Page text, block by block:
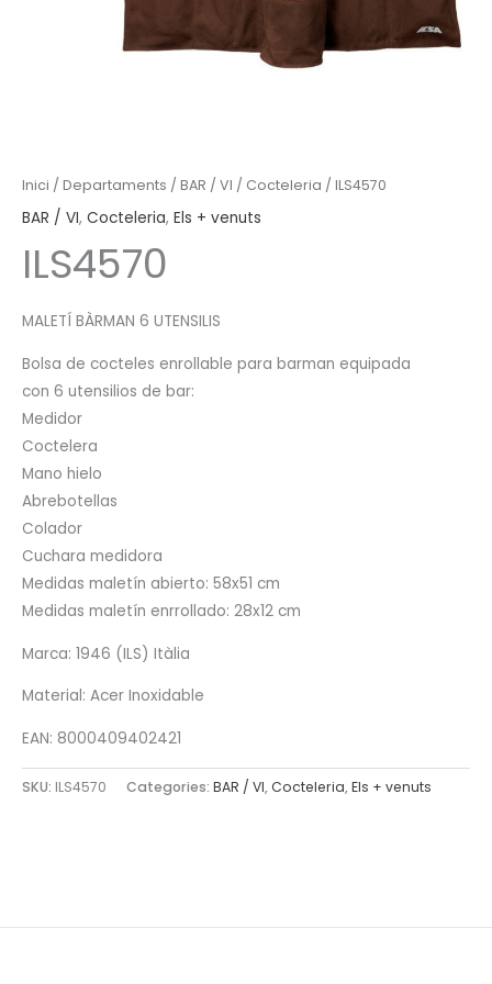
Inici / Departaments / BAR / VI / Cocteleria / ILS4570
BAR / VI, Cocteleria, Els + venuts
ILS4570
MALETÍ BÀRMAN 6 UTENSILIS
Bolsa de cocteles enrollable para barman equipada
con 6 utensilios de bar:
Medidor
Coctelera
Mano hielo
Abrebotellas
Colador
Cuchara medidora
Medidas maletín abierto: 58x51 cm
Medidas maletín enrrollado: 28x12 cm
Marca: 1946 (ILS) Itàlia
Material: Acer Inoxidable
EAN: 8000409402421
SKU: ILS4570 Categories: BAR / VI,Cocteleria,Els + venuts